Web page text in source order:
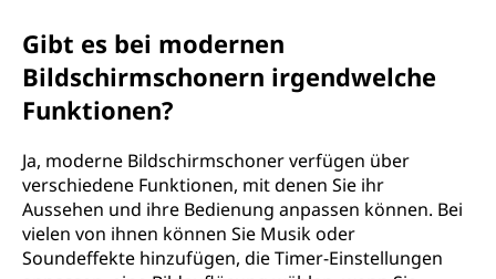
Gibt es bei modernen
Bildschirmschonern irgendwelche
Funktionen?
Ja, moderne Bildschirmschoner verfügen über
verschiedene Funktionen, mit denen Sie ihr
Aussehen und ihre Bedienung anpassen können. Bei
vielen von ihnen können Sie Musik oder
Soundeffekte hinzufügen, die Timer-Einstellungen